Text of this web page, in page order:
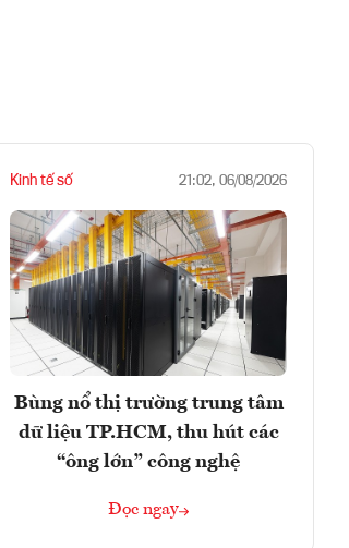
Kinh tế số 21:02, 06/08/2026
Bùng nổ thị trường trung tâm
dữ liệu TP.HCM, thu hút các
“ông lớn” công nghệ
Đọc ngay